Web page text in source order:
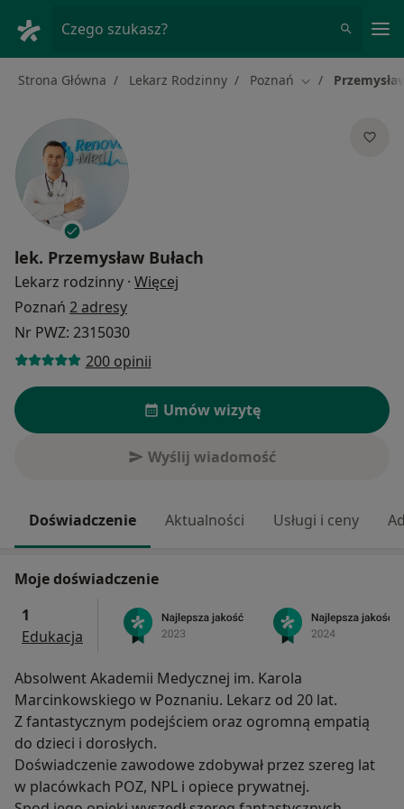
Czego szukasz?
Strona Główna Lekarz Rodzinny Poznań Zmień miasto
lek. Przemysław Bułach
Lekarz rodzinny · Więcej
Poznań 2 adresy
Nr PWZ: 2315030
200 opinii
Umów wizytę
Wyślij wiadomość
Doświadczenie Aktualności Usługi i ceny
Moje doświadczenie
1
Edukacja
Absolwent Akademii Medycznej im. Karola
Marcinkowskiego w Poznaniu. Lekarz od 20 lat.
Z fantastycznym podejściem oraz ogromną empatią
do dzieci i dorosłych.
Doświadczenie zawodowe zdobywał przez szereg lat
w placówkach POZ, NPL i opiece prywatnej.